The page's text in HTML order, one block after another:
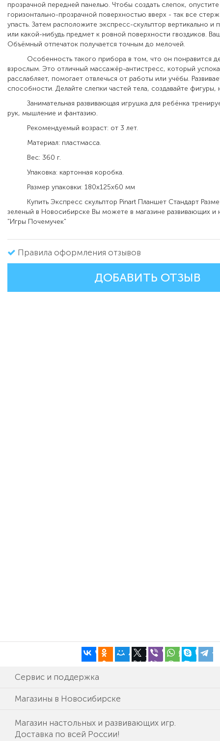
прозрачной передней панелью. Чтобы создать слепок,
горизонтально-прозрачной поверхностью вверх - так все
упасть. Затем расположите экспресс-скульптор вертикально и
или какой-нибудь предмет к ровной поверхности гвоздиков.
Объёмный отпечаток получается точным до мелочей.
Особенность такого прибора в том, что он понравится
взрослым. Это отличный массажёр-антистресс, который
расслабляет, помогает отвлечься от работы или учёбы.
способности. Делайте слепки частей тела, создавайте
Занимательная развивающая игрушка для ребёнка
рук, мышление и фантазию.
Рекомендуемый возраст: от 3 лет.
Материал: пластмасса.
Вес: 360 г.
Упаковка: картонная коробка.
Размер упаковки: 180х125х60 мм
Купить Экспресс скульптор Pinart Планшет Стандарт
зеленый в Новосибирске Вы можете в магазине развивающих и
"Игры Почемучек"
Правила оформления отзывов
ДОБАВИТЬ ОТЗЫВ
Сервис и поддержка
Магазины в Новосибирске
Магазин настольных и развивающих игр.
Доставка по всей России!